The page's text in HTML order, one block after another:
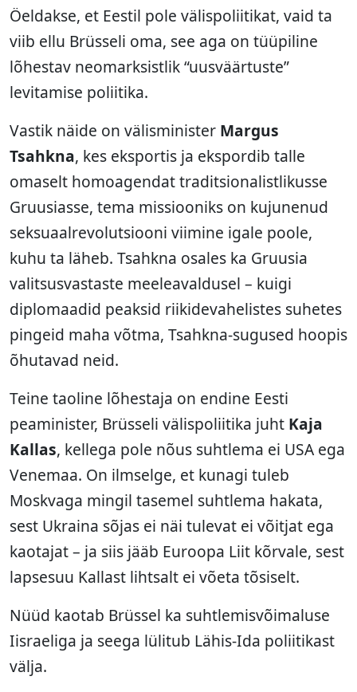
Öeldakse, et Eestil pole välispoliitikat, vaid ta
viib ellu Brüsseli oma, see aga on tüüpiline
lõhestav neomarksistlik “uusväärtuste”
levitamise poliitika.
Vastik näide on välisminister Margus
Tsahkna, kes eksportis ja ekspordib talle
omaselt homoagendat traditsionalistlikusse
Gruusiasse, tema missiooniks on kujunenud
seksuaalrevolutsiooni viimine igale poole,
kuhu ta läheb. Tsahkna osales ka Gruusia
valitsusvastaste meeleavaldusel – kuigi
diplomaadid peaksid riikidevahelistes suhetes
pingeid maha võtma, Tsahkna-sugused hoopis
õhutavad neid.
Teine taoline lõhestaja on endine Eesti
peaminister, Brüsseli välispoliitika juht Kaja
Kallas, kellega pole nõus suhtlema ei USA ega
Venemaa. On ilmselge, et kunagi tuleb
Moskvaga mingil tasemel suhtlema hakata,
sest Ukraina sõjas ei näi tulevat ei võitjat ega
kaotajat – ja siis jääb Euroopa Liit kõrvale, sest
lapsesuu Kallast lihtsalt ei võeta tõsiselt.
Nüüd kaotab Brüssel ka suhtlemisvõimaluse
Iisraeliga ja seega lülitub Lähis-Ida poliitikast
välja.